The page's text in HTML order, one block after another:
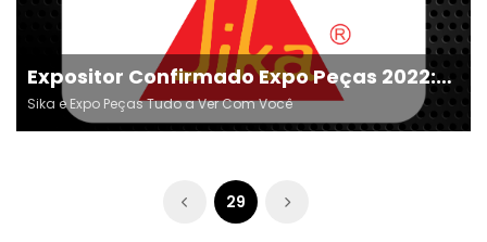
Expositor Confirmado Expo Peças 2022:
Sika
Sika e Expo Peças Tudo a Ver Com Você
29